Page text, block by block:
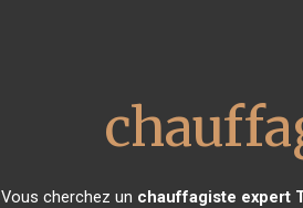
Vous cherchez un chauffagiste expert